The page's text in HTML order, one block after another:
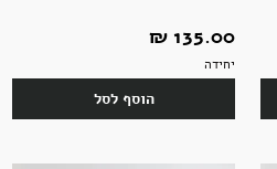
135.00 ‏₪
יחידה
הוסף לסל